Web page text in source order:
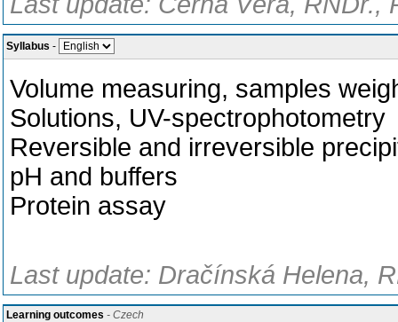
Syllabus -
Volume measuring, samples
Solutions, UV-spectrophotometry
Reversible and irreversible
pH and buffers
Protein assay
Last update: Dračínská Helena,
Learning outcomes - Czech